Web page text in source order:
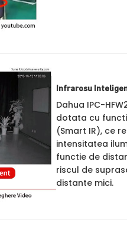
Infrarosu
Dahua IPC-
dotata cu
(Smart IR), ce
intensitatea
functie de
riscul de
distante mici.